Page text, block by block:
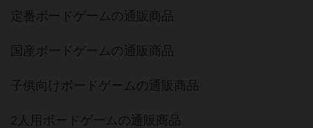
定番ボードゲームの通販商品
国産ボードゲームの通販商品
子供向けボードゲームの通販商品
2人用ボードゲームの通販商品